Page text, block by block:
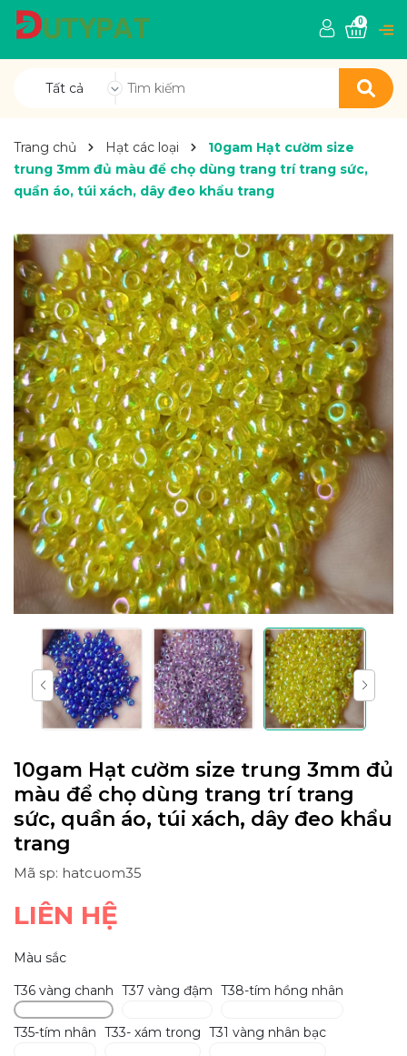
Tất cả
0
Trang chủ Hạt các loại
10gam Hạt cườm size
trung 3mm đủ màu để chọ dùng trang trí trang sức,
quần áo, túi xách, dây đeo khẩu trang
10gam Hạt cườm size trung 3mm đủ
màu để chọ dùng trang trí trang
sức, quần áo, túi xách, dây đeo khẩu
trang
Mã sp: hatcuom35
LIÊN HỆ
Màu sắc
T36 vàng chanh T37 vàng đậm T38-tím hồng nhân
T35-tím nhân T33- xám trong T31 vàng nhân bạc